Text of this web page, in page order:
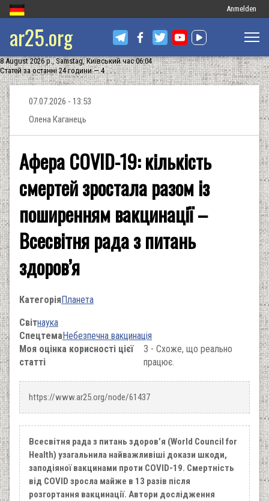
Меню
запису
користувача
Anmelden
ar25.org
8 August 2026 р., Samstag, Київський час 06:04
Статей за останні 24 години — 4
07.07.2026 - 13:53
Олена Каганець
Афера COVID-19: кількість
смертей зростала разом із
поширенням вакцинації –
Всесвітня рада з питань
здоров’я
КатегоріяПланета
Світнаука
СпецтемаНебезпечна вакцинація
Моя оцінка корисності цієї
статті
3 - Схоже, що реально
працює.
https://www.ar25.org/node/61437
Всесвітня рада з питань здоров’я (World Council for
Health) узагальнила найважливіші докази шкоди,
заподіяної вакцинами проти COVID-19. Смертність
від COVID зросла майже в 13 разів після
розгортання вакцинації. Автори дослідження